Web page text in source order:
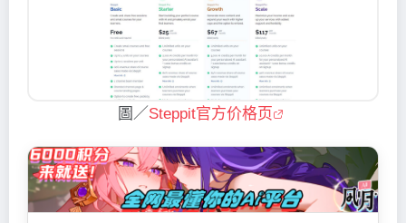
圖／Steppit官方价格页